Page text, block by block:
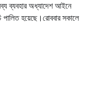
ব্যবহার অধ্যাদেশ আইনে
পালিত হয়েছে।রোববার সকালে